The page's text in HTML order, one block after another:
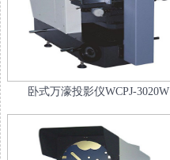
卧式万濠投影仪WCPJ-3020W